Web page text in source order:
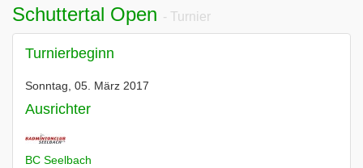
Schuttertal Open - Turnier
Turnierbeginn
Sonntag, 05. März 2017
Ausrichter
BC Seelbach